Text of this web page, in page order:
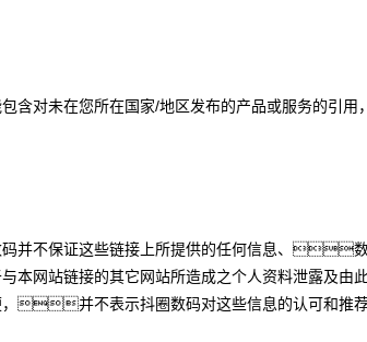
含对未在您所在国家/地区发布的产品或服务的
码并不保证这些链接上所提供的任何信息、
链接的其它网站所造成之个人资料泄露及由此
并不表示抖圈数码对这些信息的认可和推